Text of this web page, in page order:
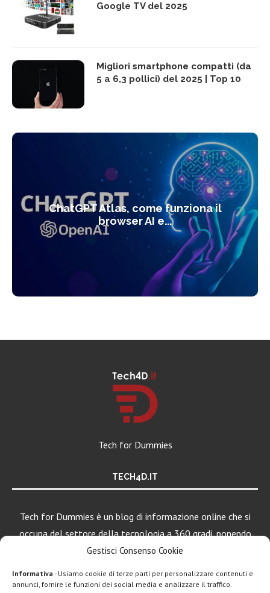
Gestisci Consenso Cookie
Informativa - Usiamo cookie di terze parti per personalizzare contenuti e
annunci, fornire le funzioni dei social media e analizzare il traffico.
Google TV del 2025
Migliori smartphone compatti (da
5 a 6,3 pollici) del 2025 | Top 10
ChatGPT Atlas, come funziona il
browser AI e...
Tech for Dummies
TECH4D.IT
Tech for Dummies è un blog di informazione online che si
occupa del settore della tecnologia a 360 gradi, ponendo
una particolare attenzione al mondo Android, Apple e